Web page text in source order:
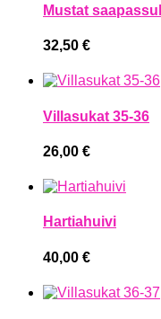
Mustat
32,50 €
Villasukat 35-36
26,00 €
Hartiahuivi
40,00 €